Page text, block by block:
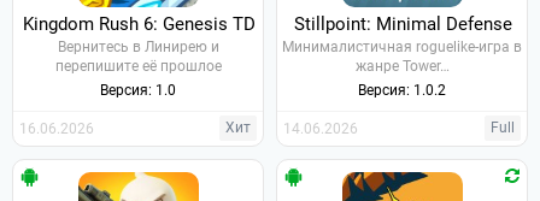
Kingdom Rush 6: Genesis TD
Вернитесь в Линирею и
перепишите её прошлое
Версия: 1.0
16.06.2026 Хит
Stillpoint: Minimal Defense
Минималистичная roguelike-игра в
жанре Tower…
Версия: 1.0.2
14.06.2026 Full